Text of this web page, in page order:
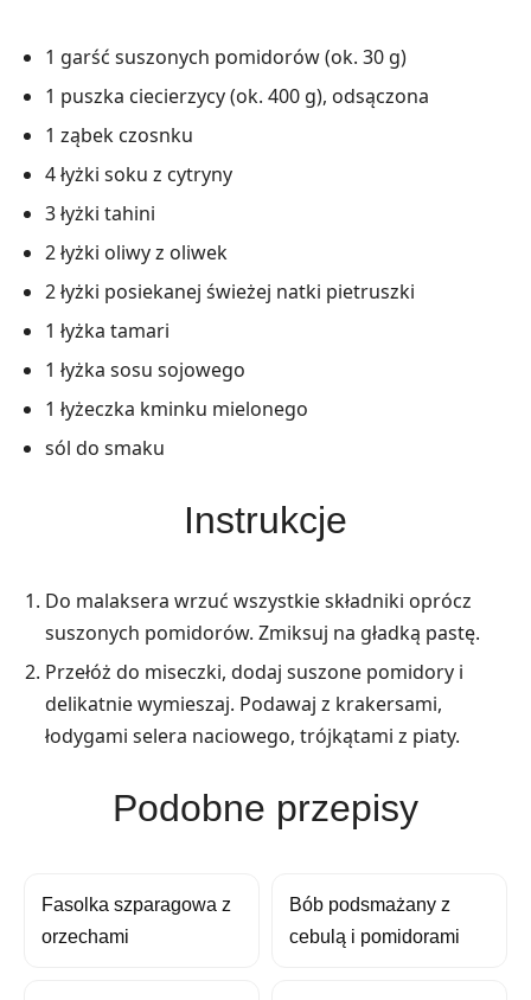
1 garść suszonych pomidorów (ok. 30 g)
1 puszka ciecierzycy (ok. 400 g), odsączona
1 ząbek czosnku
4 łyżki soku z cytryny
3 łyżki tahini
2 łyżki oliwy z oliwek
2 łyżki posiekanej świeżej natki pietruszki
1 łyżka tamari
1 łyżka sosu sojowego
1 łyżeczka kminku mielonego
sól do smaku
Instrukcje
Do malaksera wrzuć wszystkie składniki oprócz
suszonych pomidorów. Zmiksuj na gładką pastę.
Przełóż do miseczki, dodaj suszone pomidory i
delikatnie wymieszaj. Podawaj z krakersami,
łodygami selera naciowego, trójkątami z piaty.
Podobne przepisy
Fasolka szparagowa z
orzechami
Bób podsmażany z
cebulą i pomidorami